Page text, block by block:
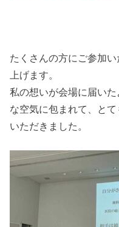
たくさんの方にご参加
上げます。
私の想いが会場に届い
な空気に包まれて、と
いただきました。